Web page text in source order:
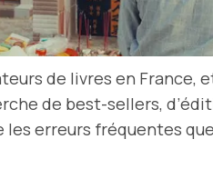
de livres en France,
de best-sellers,
erreurs fréquentes